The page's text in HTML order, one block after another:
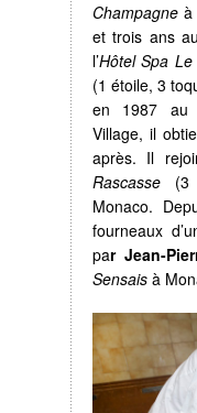
Champagneà
et trois ans
l’Hôtel Spa
(1 étoile, 3
en 1987 au
Village, il
après. Il
Rascasse(3
Monaco.
fourneaux
par Jean-
Sensaisà